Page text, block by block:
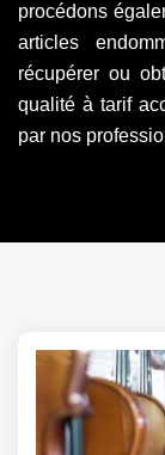
procédons
articles
récupérer ou
qualité à tarif
par nos